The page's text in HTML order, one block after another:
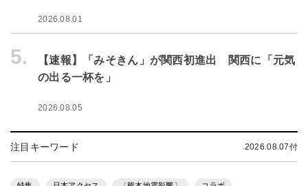
2026.08.01
5.
【速報】「みそきん」が関西初進出 関西に「元気
の出る一杯を」
2026.08.05
注目キーワード 2026.08.07付